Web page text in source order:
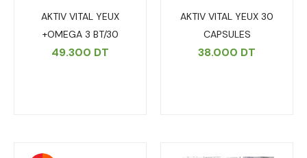
AKTIV VITAL YEUX
+OMEGA 3 BT/30
49.300 DT
AKTIV VITAL YEUX 30
CAPSULES
38.000 DT